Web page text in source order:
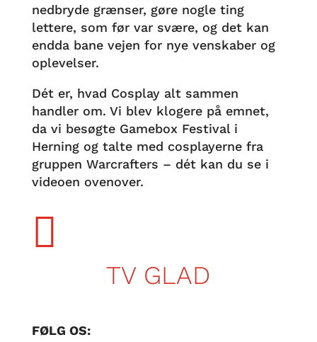
nedbryde grænser, gøre nogle ting
lettere, som før var svære, og det kan
endda bane vejen for nye venskaber og
oplevelser.
Dét er, hvad Cosplay alt sammen
handler om. Vi blev klogere på emnet,
da vi besøgte Gamebox Festival i
Herning og talte med cosplayerne fra
gruppen Warcrafters – dét kan du se i
videoen ovenover.

TV GLAD
FØLG OS: